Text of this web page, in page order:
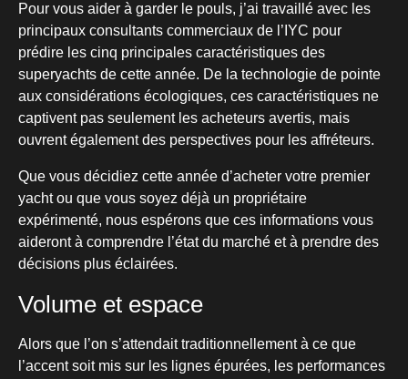
Pour vous aider à garder le pouls, j’ai travaillé avec les
principaux consultants commerciaux de l’IYC pour
prédire les cinq principales caractéristiques des
superyachts de cette année. De la technologie de pointe
aux considérations écologiques, ces caractéristiques ne
captivent pas seulement les acheteurs avertis, mais
ouvrent également des perspectives pour les affréteurs.
Que vous décidiez cette année d’acheter votre premier
yacht ou que vous soyez déjà un propriétaire
expérimenté, nous espérons que ces informations vous
aideront à comprendre l’état du marché et à prendre des
décisions plus éclairées.
Volume et espace
Alors que l’on s’attendait traditionnellement à ce que
l’accent soit mis sur les lignes épurées, les performances